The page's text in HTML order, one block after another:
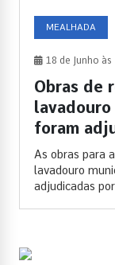
MEALHADA
18 de Junho
Obras de
foram
As obras para
lavadouro
adjudicadas